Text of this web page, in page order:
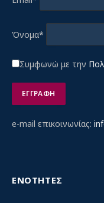
Όνομα*
Συμφωνώ με την
e-mail επικοινωνίας:
ΕΝΟΤΗΤΕΣ